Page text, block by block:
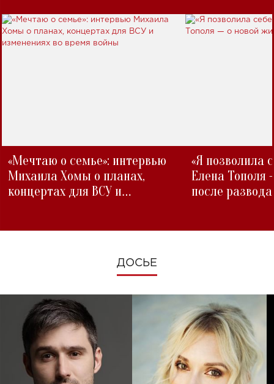
«Мечтаю о семье»: интервью
Михаила Хомы о планах,
концертах для ВСУ и
«Я позволила
Елена Тополя
после развода
ДОСЬЕ